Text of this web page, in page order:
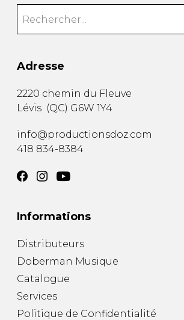
Adresse
2220 chemin du Fleuve
Lévis (QC) G6W 1Y4
info@productionsdoz.com
418 834-8384
Informations
Distributeurs
Doberman Musique
Catalogue
Services
Politique de Confidentialité